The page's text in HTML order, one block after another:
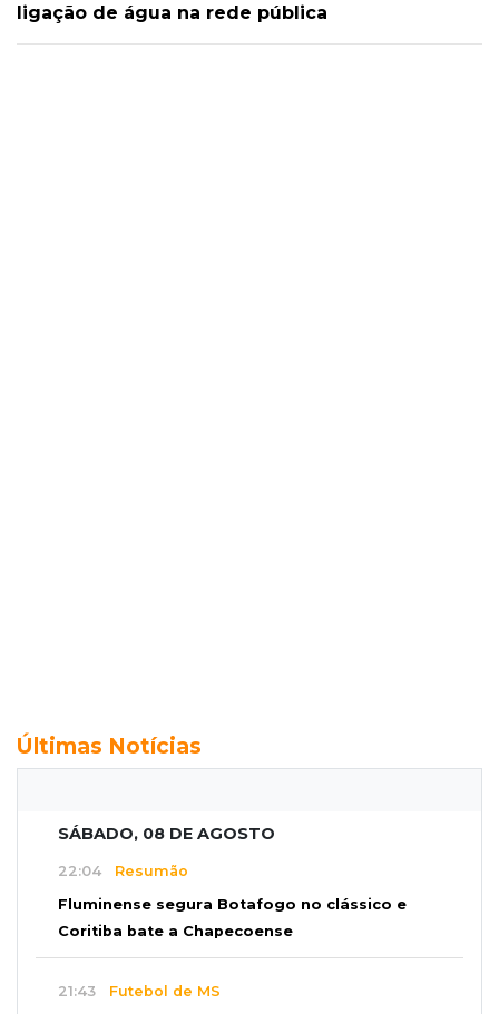
ligação de água na rede pública
Últimas Notícias
SÁBADO, 08 DE AGOSTO
22:04 Resumão
Fluminense segura Botafogo no clássico e
Coritiba bate a Chapecoense
21:43 Futebol de MS